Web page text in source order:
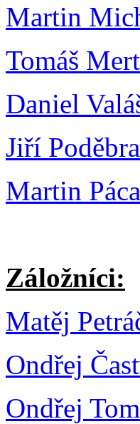
Martin
Tomáš
Daniel
Jiří
Martin
Záložníci:
Matěj
Ondřej
Ondřej